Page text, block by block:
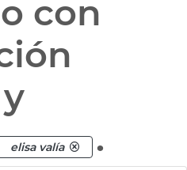
con
y
elisa valía .